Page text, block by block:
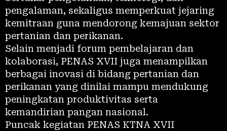
pengalaman, sekaligus memperkuat jejaring
kemitraan guna mendorong kemajuan sektor
pertanian dan perikanan.
Selain menjadi forum pembelajaran dan
kolaborasi, PENAS XVII juga menampilkan
berbagai inovasi di bidang pertanian dan
perikanan yang dinilai mampu mendukung
peningkatan produktivitas serta
kemandirian pangan nasional.
Puncak kegiatan PENAS KTNA XVII